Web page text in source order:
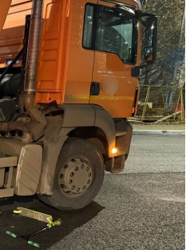
продажи и размещения
своих доходов часть
покупателей различных
спорт Гасанов получал
лица, а также на
— пояснили в
Дробницкий:
Гилмана из
нужно Трампу, чтобы